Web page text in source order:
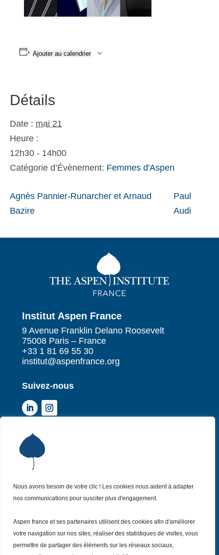
Nous avons besoin de votre clic ! Les cookies nous aident à adapter
nos communications pour susciter plus d'engagement.
Aspen france et ses partenaires utilisent des cookies afin d'améliorer
votre navigation sur nos sites, réaliser des statistiques de visites, vous
permettre de partager des éléments sur les réseaux sociaux,
Ajouter au calendrier
Détails
Date : mai 21
Heure :
12h30 - 14h00
Catégorie d’Évènement: Femmes d'Aspen
Agnès Pannier-Runarcher et Arnaud
Bazire
Paul
Audi
Institut Aspen France
9 Avenue Franklin Delano Roosevelt
75008 Paris – France
+33 1 81 69 55 30
institut@aspenfrance.org
Suivez-nous
P Institut Aspen France
P Qui sommes-nous ?
Nos missions
P Nos actualités
P Nos évènements